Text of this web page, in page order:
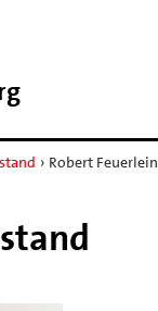
› Robert Feuerlein